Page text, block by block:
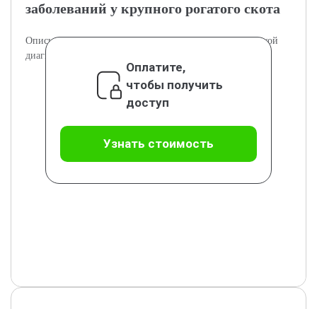
заболеваний у крупного рогатого скота
Описываются ключевые методы патологоморфологической
диагностики в ветеринарии КРС.
Оплатите,
чтобы получить
доступ
Узнать стоимость